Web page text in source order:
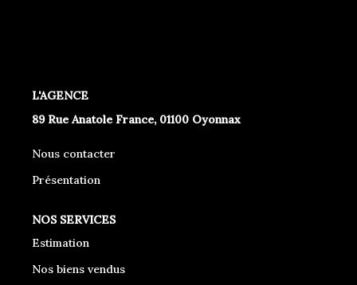
L'AGENCE
89 Rue Anatole France, 01100 Oyonnax
Nous contacter
Présentation
NOS SERVICES
Estimation
Nos biens vendus